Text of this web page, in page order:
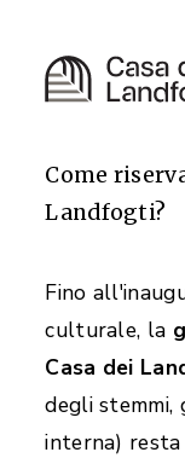
Come
Landfogti?
Fino
culturale, la
Casa dei
degli stemmi,
interna) resta